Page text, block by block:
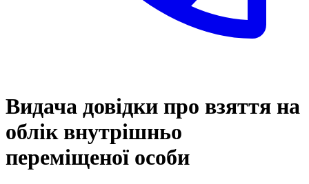
Видача довідки про взяття на
облік внутрішньо
переміщеної особи